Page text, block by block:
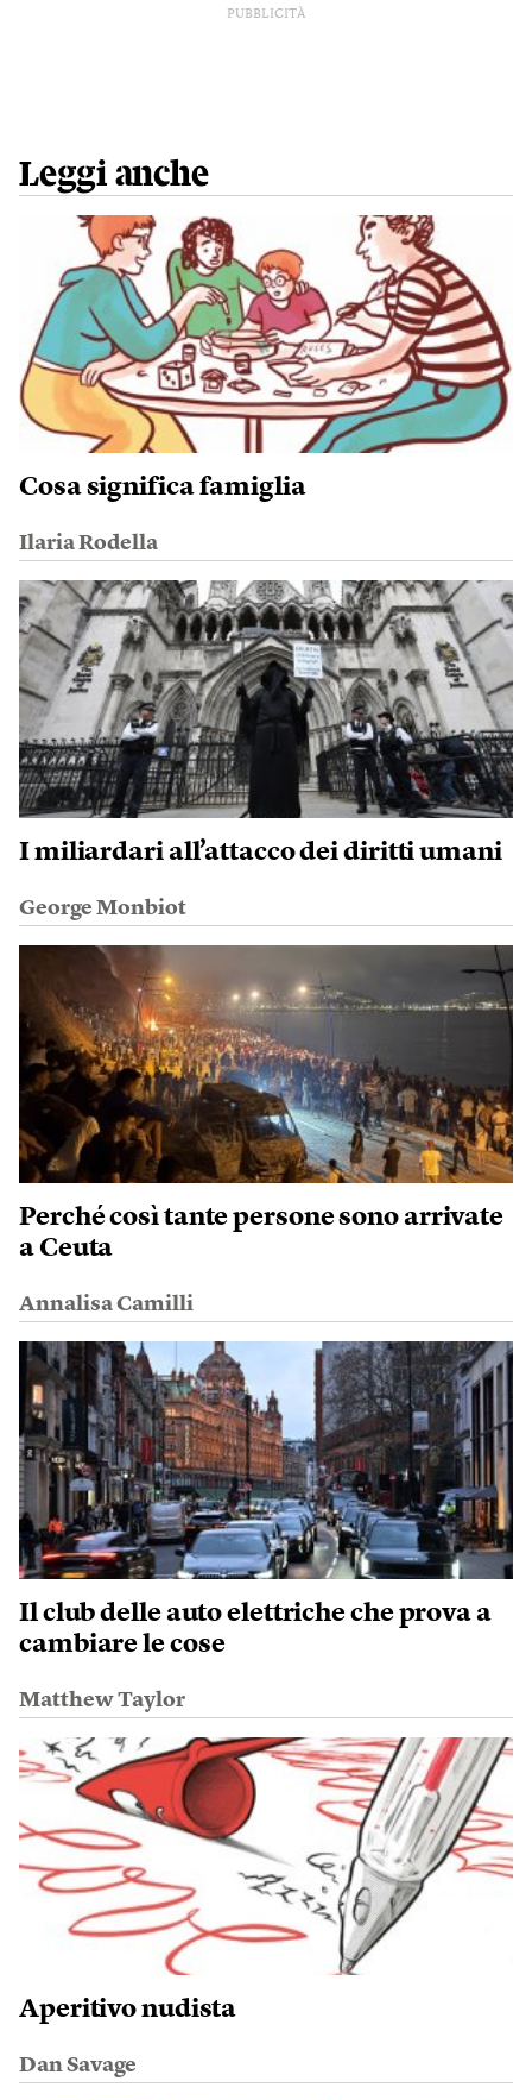
PUBBLICITÀ
Leggi anche
Cosa significa famiglia
Ilaria Rodella
I miliardari all’attacco dei diritti umani
George Monbiot
Perché così tante persone sono arrivate
a Ceuta
Annalisa Camilli
Il club delle auto elettriche che prova a
cambiare le cose
Matthew Taylor
Aperitivo nudista
Dan Savage